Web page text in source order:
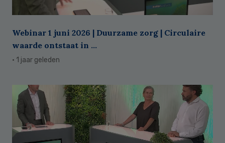
Webinar 1 juni 2026 | Duurzame zorg | Circulaire
waarde ontstaat in ...
· 1 jaar geleden